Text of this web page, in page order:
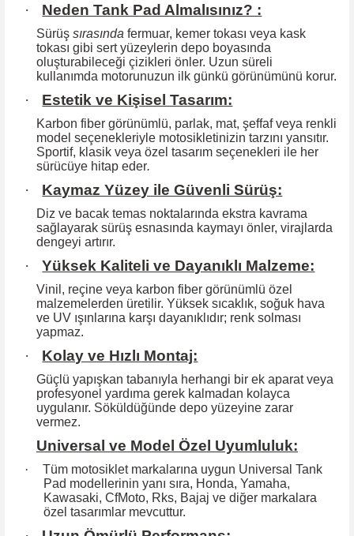
· Neden Tank Pad Almalısınız? :
Sürüş sırasında fermuar, kemer tokası veya kask
tokası gibi sert yüzeylerin depo boyasında
oluşturabileceği çizikleri önler. Uzun süreli
kullanımda motorunuzun ilk günkü görünümünü korur.
· Estetik ve Kişisel Tasarım:
Karbon fiber görünümlü, parlak, mat, şeffaf veya renkli
model seçenekleriyle motosikletinizin tarzını yansıtır.
Sportif, klasik veya özel tasarım seçenekleri ile her
sürücüye hitap eder.
· Kaymaz Yüzey ile Güvenli Sürüş:
Diz ve bacak temas noktalarında ekstra kavrama
sağlayarak sürüş esnasında kaymayı önler, virajlarda
dengeyi artırır.
· Yüksek Kaliteli ve Dayanıklı Malzeme:
Vinil, reçine veya karbon fiber görünümlü özel
malzemelerden üretilir. Yüksek sıcaklık, soğuk hava
ve UV ışınlarına karşı dayanıklıdır; renk solması
yapmaz.
· Kolay ve Hızlı Montaj:
Güçlü yapışkan tabanıyla herhangi bir ek aparat veya
profesyonel yardıma gerek kalmadan kolayca
uygulanır. Söküldüğünde depo yüzeyine zarar
vermez.
Universal ve Model Özel Uyumluluk:
·
Tüm motosiklet markalarına uygun Universal Tank
Pad modellerinin yanı sıra, Honda, Yamaha,
Kawasaki, CfMoto, Rks, Bajaj ve diğer markalara
özel tasarımlar mevcuttur.